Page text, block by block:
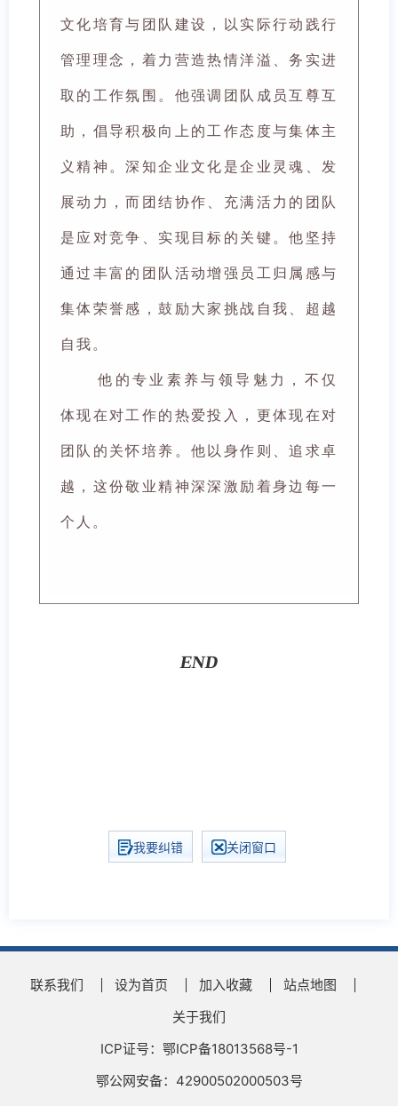
文化培育与团队建设，以实际行动践行
管理理念，着力营造热情洋溢、务实进
取的工作氛围。他强调团队成员互尊互
助，倡导积极向上的工作态度与集体主
义精神。深知企业文化是企业灵魂、发
展动力，而团结协作、充满活力的团队
是应对竞争、实现目标的关键。他坚持
通过丰富的团队活动增强员工归属感与
集体荣誉感，鼓励大家挑战自我、超越
自我。
他的专业素养与领导魅力，不仅
体现在对工作的热爱投入，更体现在对
团队的关怀培养。他以身作则、追求卓
越，这份敬业精神深深激励着身边每一
个人。
END
我要纠错 关闭窗口
联系我们 设为首页 加入收藏
站点地图
关于我们
ICP证号：鄂ICP备18013568号-1
鄂公网安备：42900502000503号